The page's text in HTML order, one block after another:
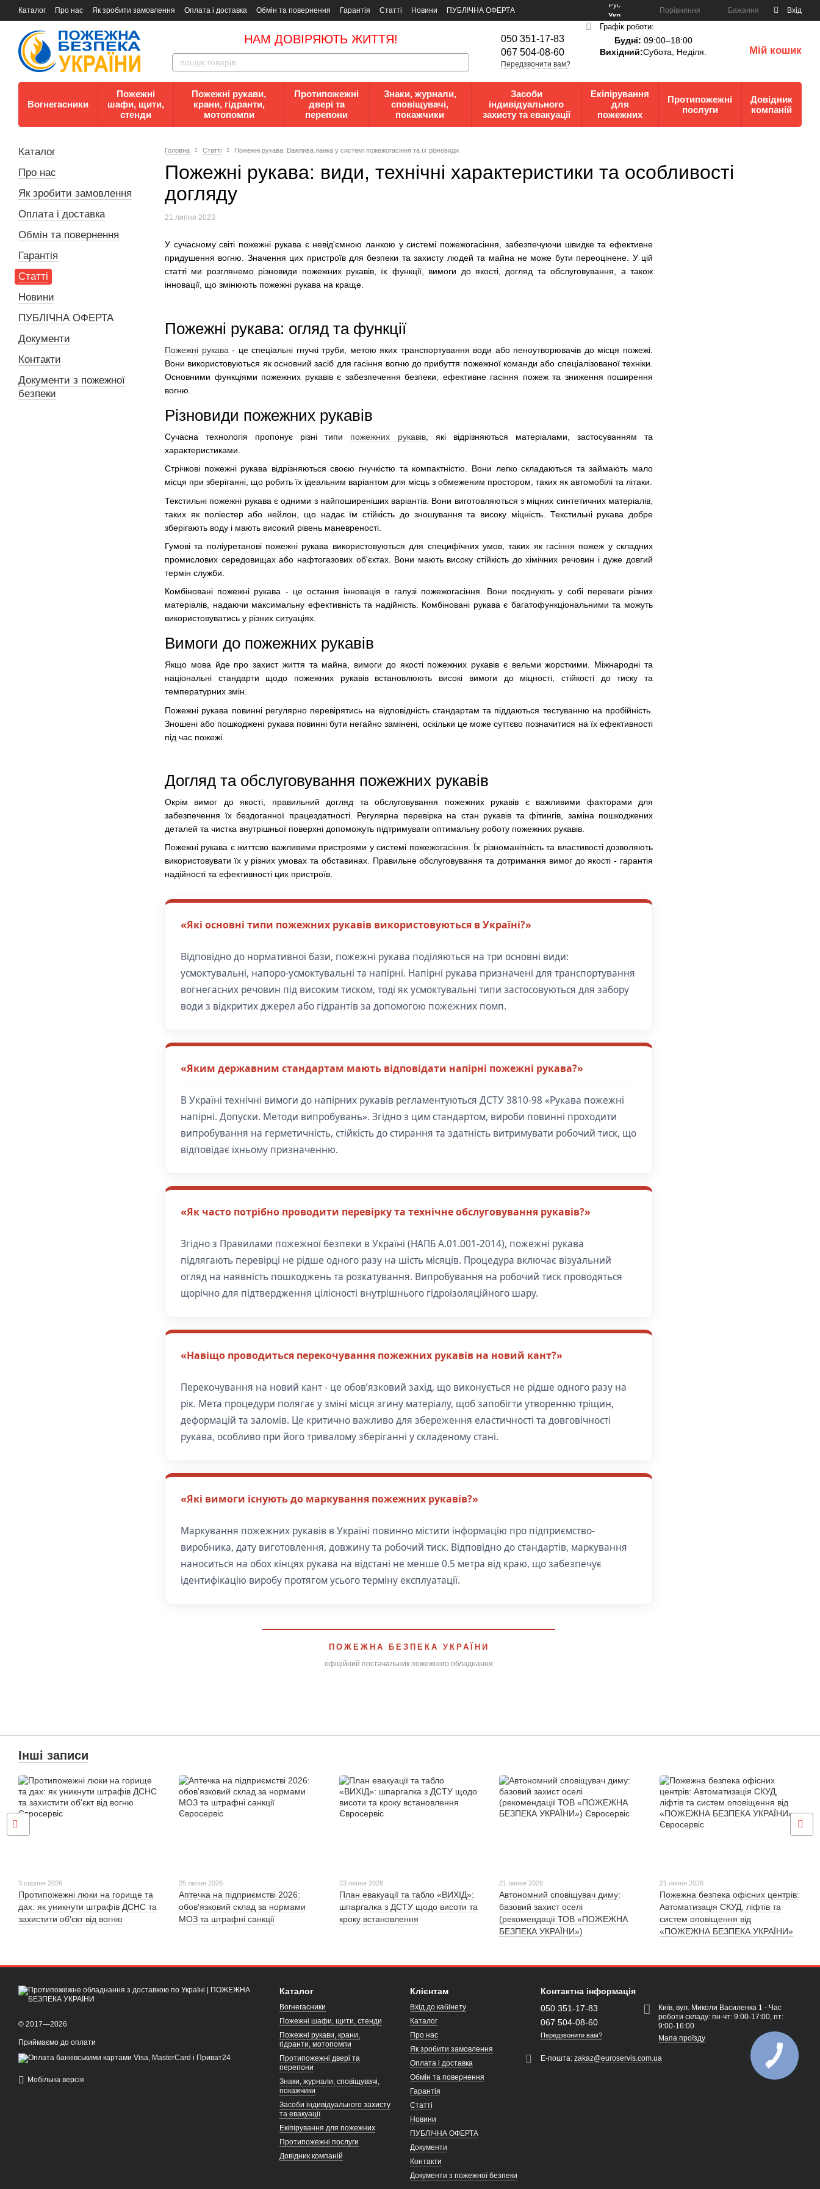
Каталог Про нас Як зробити замовлення Оплата і доставка Обмін та повернення Гарантія Статті Новини
ПУБЛІЧНА ОФЕРТА
Документи
Контакти Документи з пожежної безпеки
Рус
Укр
Порівняння Бажання Вхід
НАМ ДОВІРЯЮТЬ ЖИТТЯ!
050 351-17-83
067 504-08-60
Передзвонити вам?
Графік роботи:
Будні: 09:00–18:00
Вихідний:Субота, Неділя. Мій кошик
Вогнегасники
Пожежні
шафи, щити,
стенди
Пожежні рукави,
крани, гідранти,
мотопомпи
Протипожежні
двері та
перепони
Знаки, журнали,
сповіщувачі,
покажчики
Засоби
індивідуального
захисту та евакуації
Екіпірування
для
пожежних
Протипожежні
послуги
Довідник
компаній
Головна Статті Пожежні рукава: Важлива ланка у системі пожежогасіння та їх різновиди
Пожежні рукава: види, технічні характеристики та особливості
догляду
21 липня 2023
У сучасному світі пожежні рукава є невід'ємною ланкою у системі пожежогасіння, забезпечуючи швидке та ефективне
придушення вогню. Значення цих пристроїв для безпеки та захисту людей та майна не може бути переоцінене. У цій
статті ми розглянемо різновиди пожежних рукавів, їх функції, вимоги до якості, догляд та обслуговування, а також
інновації, що змінюють пожежні рукава на краще.
Пожежні рукава: огляд та функції
Пожежні рукава - це спеціальні гнучкі труби, метою яких транспортування води або пеноутворювачів до місця пожежі.
Вони використовуються як основний засіб для гасіння вогню до прибуття пожежної команди або спеціалізованої техніки.
Основними функціями пожежних рукавів є забезпечення безпеки, ефективне гасіння пожеж та зниження поширення
вогню.
Різновиди пожежних рукавів
Сучасна технологія пропонує різні типи пожежних рукавів, які відрізняються матеріалами, застосуванням та
характеристиками.
Стрічкові пожежні рукава відрізняються своєю гнучкістю та компактністю. Вони легко складаються та займають мало
місця при зберіганні, що робить їх ідеальним варіантом для місць з обмеженим простором, таких як автомобілі та літаки.
Текстильні пожежні рукава є одними з найпоширеніших варіантів. Вони виготовляються з міцних синтетичних матеріалів,
таких як поліестер або нейлон, що надає їм стійкість до зношування та високу міцність. Текстильні рукава добре
зберігають воду і мають високий рівень маневреності.
Гумові та поліуретанові пожежні рукава використовуються для специфічних умов, таких як гасіння пожеж у складних
промислових середовищах або нафтогазових об'єктах. Вони мають високу стійкість до хімічних речовин і дуже довгий
термін служби.
Комбіновані пожежні рукава - це остання інновація в галузі пожежогасіння. Вони поєднують у собі переваги різних
матеріалів, надаючи максимальну ефективність та надійність. Комбіновані рукава є багатофункціональними та можуть
використовуватись у різних ситуаціях.
Вимоги до пожежних рукавів
Якщо мова йде про захист життя та майна, вимоги до якості пожежних рукавів є вельми жорсткими. Міжнародні та
національні стандарти щодо пожежних рукавів встановлюють високі вимоги до міцності, стійкості до тиску та
температурних змін.
Пожежні рукава повинні регулярно перевірятись на відповідність стандартам та піддаються тестуванню на пробійність.
Зношені або пошкоджені рукава повинні бути негайно замінені, оскільки це може суттєво позначитися на їх ефективності
під час пожежі.
Догляд та обслуговування пожежних рукавів
Окрім вимог до якості, правильний догляд та обслуговування пожежних рукавів є важливими факторами для
забезпечення їх бездоганної працездатності. Регулярна перевірка на стан рукавів та фітингів, заміна пошкоджених
деталей та чистка внутрішньої поверхні допоможуть підтримувати оптимальну роботу пожежних рукавів.
Пожежні рукава є життєво важливими пристроями у системі пожежогасіння. Їх різноманітність та властивості дозволяють
використовувати їх у різних умовах та обставинах. Правильне обслуговування та дотримання вимог до якості - гарантія
надійності та ефективності цих пристроїв.
«Які основні типи пожежних рукавів використовуються в Україні?»
Відповідно до нормативної бази, пожежні рукава поділяються на три основні види:
усмоктувальні, напоро-усмоктувальні та напірні. Напірні рукава призначені для транспортування
вогнегасних речовин під високим тиском, тоді як усмоктувальні типи застосовуються для забору
води з відкритих джерел або гідрантів за допомогою пожежних помп.
«Яким державним стандартам мають відповідати напірні пожежні рукава?»
В Україні технічні вимоги до напірних рукавів регламентуються ДСТУ 3810-98 «Рукава пожежні
напірні. Допуски. Методи випробувань». Згідно з цим стандартом, вироби повинні проходити
випробування на герметичність, стійкість до стирання та здатність витримувати робочий тиск, що
відповідає їхньому призначенню.
«Як часто потрібно проводити перевірку та технічне обслуговування рукавів?»
Згідно з Правилами пожежної безпеки в Україні (НАПБ А.01.001-2014), пожежні рукава
підлягають перевірці не рідше одного разу на шість місяців. Процедура включає візуальний
огляд на наявність пошкоджень та розкатування. Випробування на робочий тиск проводяться
щорічно для підтвердження цілісності внутрішнього гідроізоляційного шару.
«Навіщо проводиться перекочування пожежних рукавів на новий кант?»
Перекочування на новий кант - це обов’язковий захід, що виконується не рідше одного разу на
рік. Мета процедури полягає у зміні місця згину матеріалу, щоб запобігти утворенню тріщин,
деформацій та заломів. Це критично важливо для збереження еластичності та довговічності
рукава, особливо при його тривалому зберіганні у складеному стані.
«Які вимоги існують до маркування пожежних рукавів?»
Маркування пожежних рукавів в Україні повинно містити інформацію про підприємство-
виробника, дату виготовлення, довжину та робочий тиск. Відповідно до стандартів, маркування
наноситься на обох кінцях рукава на відстані не менше 0.5 метра від краю, що забезпечує
ідентифікацію виробу протягом усього терміну експлуатації.
ПОЖЕЖНА БЕЗПЕКА УКРАЇНИ
офіційний постачальник пожежного обладнання
Каталог
Про нас
Як зробити замовлення
Оплата і доставка
Обмін та повернення
Гарантія
Статті
Новини
ПУБЛІЧНА ОФЕРТА
Документи
Контакти
Документи з пожежної
безпеки
Інші записи
3 серпня 2026
Протипожежні люки на горище та
дах: як уникнути штрафів ДСНС та
захистити об'єкт від вогню
25 липня 2026
Аптечка на підприємстві 2026:
обов'язковий склад за нормами
МОЗ та штрафні санкції
23 липня 2026
План евакуації та табло «ВИХІД»:
шпаргалка з ДСТУ щодо висоти та
кроку встановлення
21 липня 2026
Автономний сповіщувач диму:
базовий захист оселі
(рекомендації ТОВ «ПОЖЕЖНА
БЕЗПЕКА УКРАЇНИ»)
21 липня 2026
Пожежна безпека офісних центрів:
Автоматизація СКУД, ліфтів та
систем оповіщення від
«ПОЖЕЖНА БЕЗПЕКА УКРАЇНИ»
© 2017—2026
Приймаємо до оплати
Мобільна версія
Каталог
Вогнегасники
Пожежні шафи, щити, стенди
Пожежні рукави, крани,
гідранти, мотопомпи
Протипожежні двері та
перепони
Знаки, журнали, сповіщувачі,
покажчики
Засоби індивідуального захисту
та евакуації
Екіпірування для пожежних
Протипожежні послуги
Довідник компаній
Клієнтам
Вхід до кабінету
Каталог
Про нас
Як зробити замовлення
Оплата і доставка
Обмін та повернення
Гарантія
Статті
Новини
ПУБЛІЧНА ОФЕРТА
Документи
Контакти
Документи з пожежної безпеки
Контактна інформація
050 351-17-83
067 504-08-60
Передзвонити вам?
Київ, вул. Миколи Василенка 1 - Час
роботи складу: пн-чт: 9:00-17:00, пт:
9:00-16:00
Мапа проїзду
Е-пошта:zakaz@euroservis.com.ua